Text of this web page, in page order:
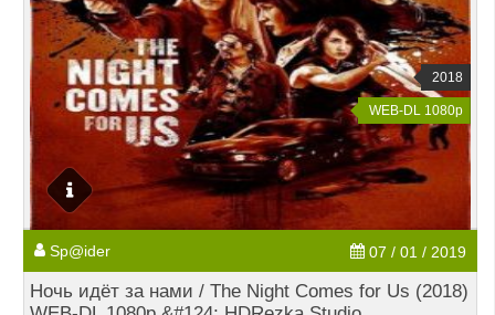
2018
WEB-DL 1080p
Sp@ider 07 / 01 / 2019
Ночь идёт за нами / The Night Comes for Us (2018)